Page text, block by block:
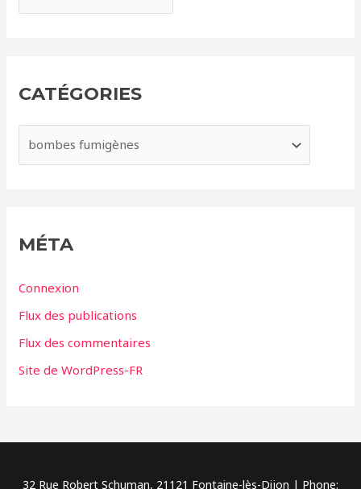
r
e
CATÉGORIES
a
r
MÉTA
Connexion
Flux des publications
Flux des commentaires
Site de WordPress-FR
32 Rue Robert Schuman, 21121 Fontaine-lès-Dijon | Phone: